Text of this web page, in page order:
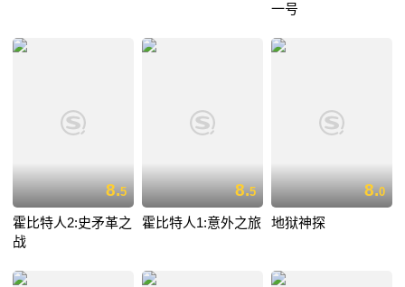
一号
8.5
霍比特人2:史矛革之
战
8.5
霍比特人1:意外之旅
8.0
地狱神探